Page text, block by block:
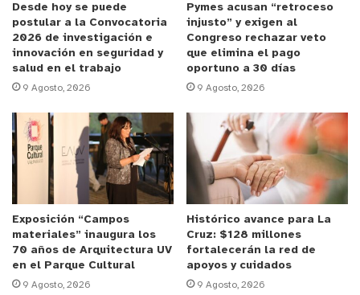
regulación de la circulación vial en varias comunas
de la Región de Valparaíso. Quillota podría
integrarse cuando entre en vigencia el Plan de
Gestión de Tránsito, tal como explicó Carlos
Segovia, ingeniero de proyectos y encargado (S) de
la UOCT Regional.
“La reunión se basó principalmente en la futura
conexión de los semáforos que se van a normalizar
a través del proyecto de Gestión de Tránsito de la
comuna de Quillota. Le informamos todas las
herramientas con que contamos en el Centro de
Control, para que él nos dé su aprobación
obviamente y quiera conectar los semáforos de la
Desde hoy se puede
postular a la Convocatoria
2026 de investigación e
innovación en seguridad y
salud en el trabajo
9 Agosto, 2026
Pymes acusan “retroceso
injusto” y exigen al
Congreso rechazar veto
que elimina el pago
oportuno a 30 días
9 Agosto, 2026
Exposición “Campos
materiales” inaugura los
70 años de Arquitectura UV
en el Parque Cultural
9 Agosto, 2026
Histórico avance para La
Cruz: $128 millones
fortalecerán la red de
apoyos y cuidados
9 Agosto, 2026